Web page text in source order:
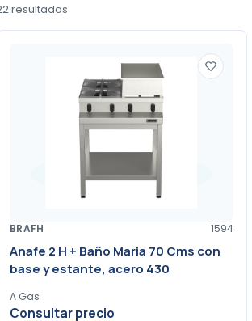
resultados
BRAFH 1594
Anafe 2 H + Baño Maria 70 Cms con
base y estante, acero 430
A Gas
Consultar precio